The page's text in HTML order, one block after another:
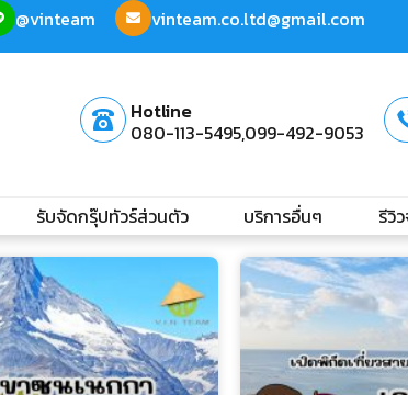
@vinteam vinteam.co.ltd@gmail.com
Hotline
080-113-5495,099-492-9053
รับจัดกรุ๊ปทัวร์ส่วนตัว บริการอื่นๆ รีวิ